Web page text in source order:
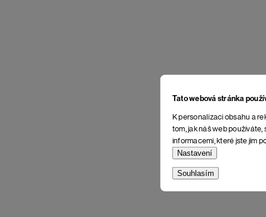
Tato webová stránka
K personalizaci obsahu a
tom, jak náš web
informacemi, které jste jim
Nastavení
Souhlasím